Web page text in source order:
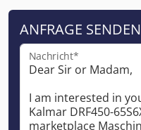
ANFRAGE SENDEN
Nachricht*